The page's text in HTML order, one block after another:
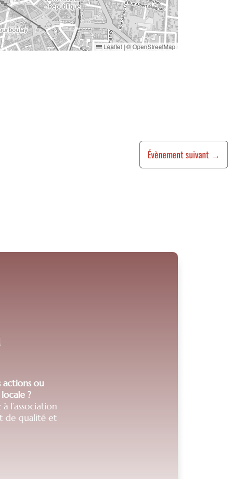
Leaflet | ©OpenStreetMap
Évènement suivant →
actions ou
?
l’association
de qualité et